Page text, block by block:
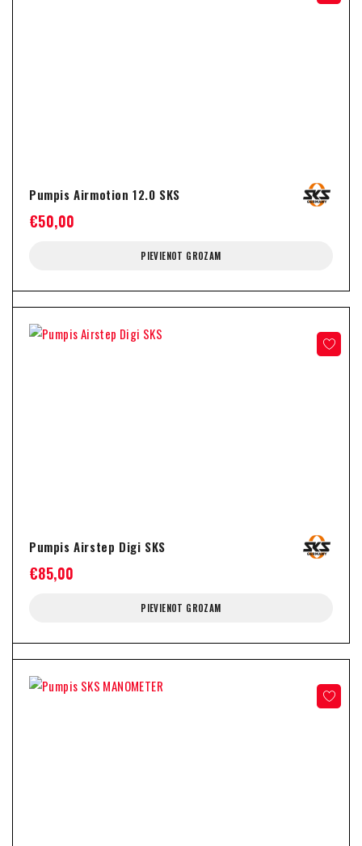
Pumpis Airmotion 12.0 SKS
€50,00
PIEVIENOT GROZAM
Pumpis Airstep Digi SKS
€85,00
PIEVIENOT GROZAM